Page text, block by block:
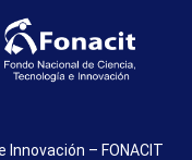
Innovación – FONACIT